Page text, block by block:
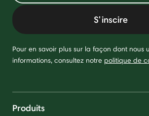
S'inscire
Pour en savoir plus sur la façon dont nous
informations, consultez notre politique de
Produits